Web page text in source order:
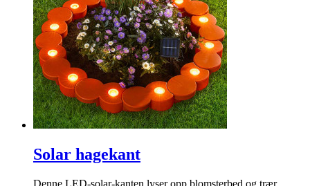
Solar hagekant
Denne LED-solar-kanten lyser opp blomster­bed og trær.